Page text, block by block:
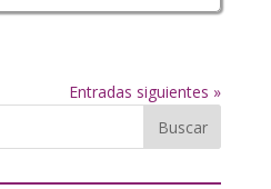
Entradas siguientes »